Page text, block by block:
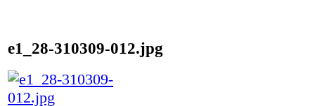
e1_28-310309-012.jpg